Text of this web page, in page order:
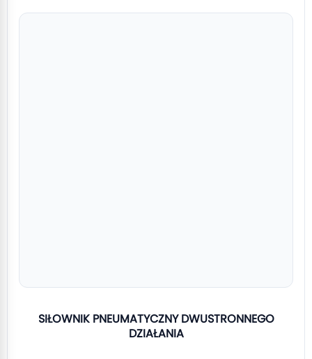
SIŁOWNIK PNEUMATYCZNY DWUSTRONNEGO
DZIAŁANIA